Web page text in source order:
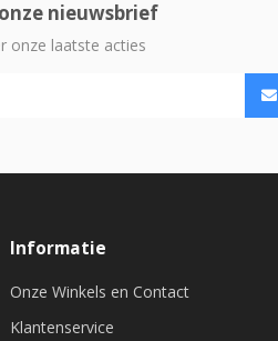
nieuwsbrief
onze laatste acties
Informatie
Onze Winkels en Contact
Klantenservice